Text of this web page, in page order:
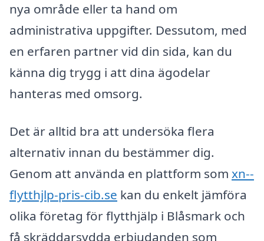
nya område eller ta hand om
administrativa uppgifter. Dessutom, med
en erfaren partner vid din sida, kan du
känna dig trygg i att dina ägodelar
hanteras med omsorg.
Det är alltid bra att undersöka flera
alternativ innan du bestämmer dig.
Genom att använda en plattform som xn--
flytthjlp-pris-cib.se kan du enkelt jämföra
olika företag för flytthjälp i Blåsmark och
få skräddarsydda erbjudanden som